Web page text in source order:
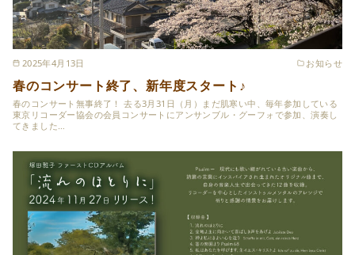
2025年4月13日 お知らせ
春のコンサート終了、新年度スタート♪
春のコンサート無事終了！ 去る3月31日（月）まだ肌寒い中、毎年参加している
東京リコーダー協会の会員コンサートにアンサンブル・グーフォで参加、演奏し
てきました…